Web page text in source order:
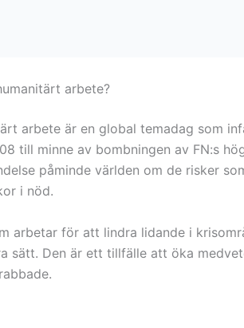
arbete?
arbete är en global temadag som
till minne av bombningen av FN:s
påminde världen om de risker
i nöd.
arbetar för att lindra lidande i
sätt. Den är ett tillfälle att öka